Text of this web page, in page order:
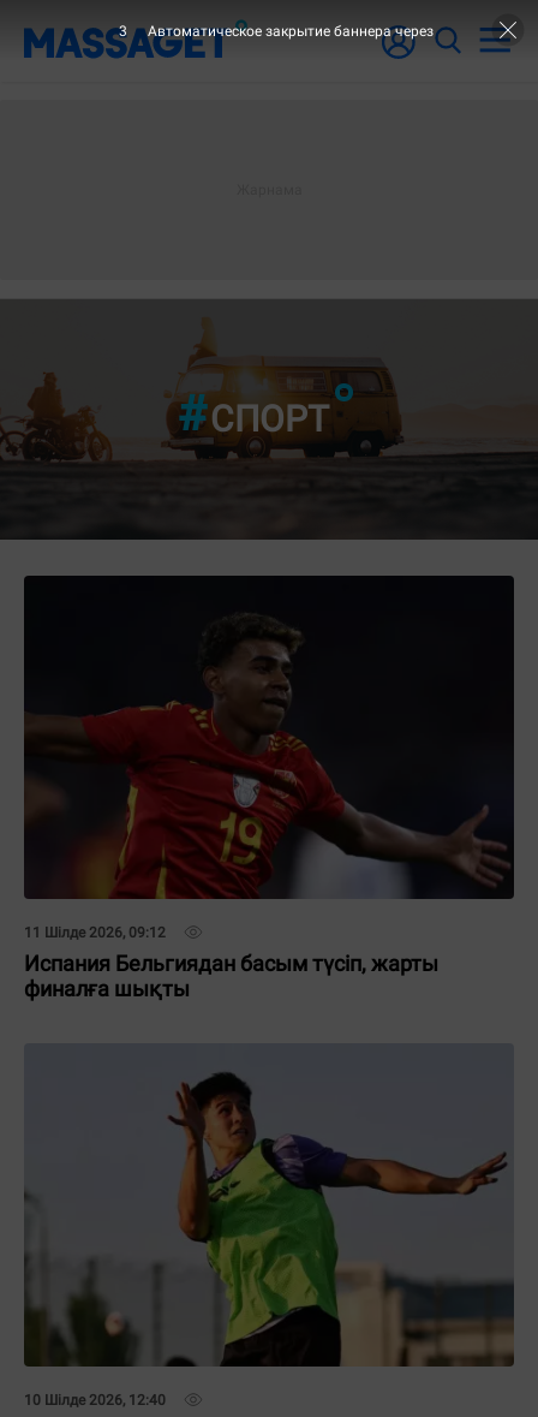
СПОРТ"6-ШЫ БЕТ"
11 Шілде 2026, 09:12
Испания Бельгиядан басым түсіп, жарты
финалға шықты
10 Шілде 2026, 12:40
1 Автоматическое закрытие баннера через